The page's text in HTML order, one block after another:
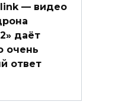
— видео
даёт
очень
ответ